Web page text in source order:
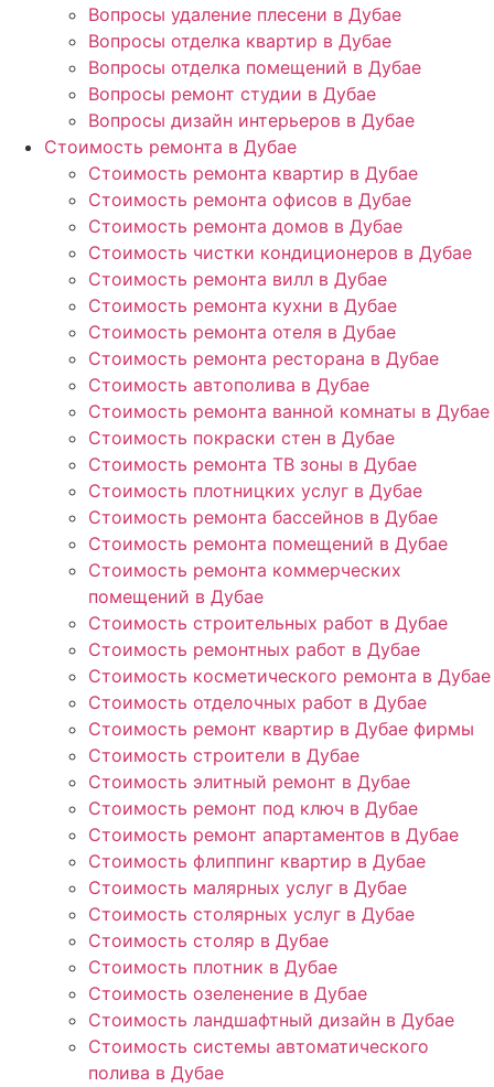
Вопросы удаление плесени в Дубае
Вопросы отделка квартир в Дубае
Вопросы отделка помещений в Дубае
Вопросы ремонт студии в Дубае
Вопросы дизайн интерьеров в Дубае
Стоимость ремонта в Дубае
Стоимость ремонта квартир в Дубае
Стоимость ремонта офисов в Дубае
Стоимость ремонта домов в Дубае
Стоимость чистки кондиционеров в Дубае
Стоимость ремонта вилл в Дубае
Стоимость ремонта кухни в Дубае
Стоимость ремонта отеля в Дубае
Стоимость ремонта ресторана в Дубае
Стоимость автополива в Дубае
Стоимость ремонта ванной комнаты в Дубае
Стоимость покраски стен в Дубае
Стоимость ремонта ТВ зоны в Дубае
Стоимость плотницких услуг в Дубае
Стоимость ремонта бассейнов в Дубае
Стоимость ремонта помещений в Дубае
Стоимость ремонта коммерческих
помещений в Дубае
Стоимость строительных работ в Дубае
Стоимость ремонтных работ в Дубае
Стоимость косметического ремонта в Дубае
Стоимость отделочных работ в Дубае
Стоимость ремонт квартир в Дубае фирмы
Стоимость строители в Дубае
Стоимость элитный ремонт в Дубае
Стоимость ремонт под ключ в Дубае
Стоимость ремонт апартаментов в Дубае
Стоимость флиппинг квартир в Дубае
Стоимость малярных услуг в Дубае
Стоимость столярных услуг в Дубае
Стоимость столяр в Дубае
Стоимость плотник в Дубае
Стоимость озеленение в Дубае
Стоимость ландшафтный дизайн в Дубае
Стоимость системы автоматического
полива в Дубае